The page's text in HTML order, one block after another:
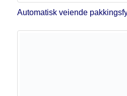
Automatisk veiende